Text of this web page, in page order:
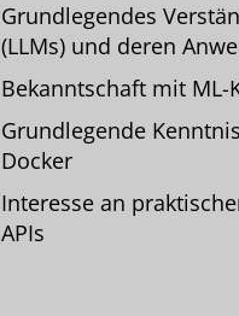
Grundlegendes
(LLMs) und deren
Bekanntschaft mit ML-
Grundlegende
Docker
Interesse an
APIs